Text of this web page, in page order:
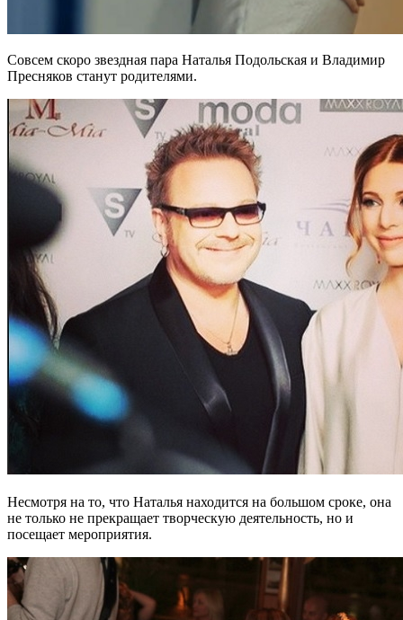
Совсем скоро звездная пара Наталья Подольская и Владимир
Пресняков станут родителями.
Несмотря на то, что Наталья находится на большом сроке, она
не только не прекращает творческую деятельность, но и
посещает мероприятия.